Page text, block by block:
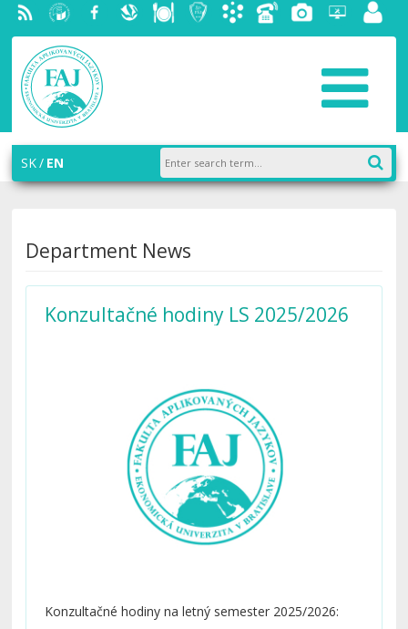
RSS University
of
Economics
in
Bratislava
Facebook
SlovakDiningStudentAcademic
PhoneGalleryHelpdesk
SK EN
Department News
Konzultačné hodiny LS 2025/2026
Konzultačné hodiny na letný semester 2025/2026: